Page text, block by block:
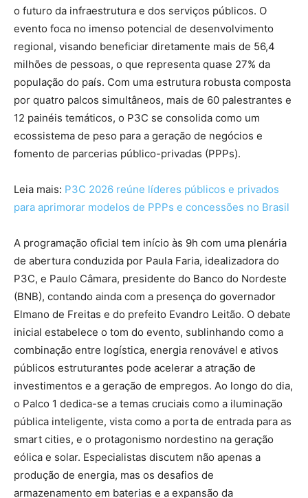
o futuro da infraestrutura e dos serviços públicos. O
evento foca no imenso potencial de desenvolvimento
regional, visando beneficiar diretamente mais de 56,4
milhões de pessoas, o que representa quase 27% da
população do país. Com uma estrutura robusta composta
por quatro palcos simultâneos, mais de 60 palestrantes e
12 painéis temáticos, o P3C se consolida como um
ecossistema de peso para a geração de negócios e
fomento de parcerias público-privadas (PPPs).
Leia mais: P3C 2026 reúne líderes públicos e privados
para aprimorar modelos de PPPs e concessões no Brasil
A programação oficial tem início às 9h com uma plenária
de abertura conduzida por Paula Faria, idealizadora do
P3C, e Paulo Câmara, presidente do Banco do Nordeste
(BNB), contando ainda com a presença do governador
Elmano de Freitas e do prefeito Evandro Leitão. O debate
inicial estabelece o tom do evento, sublinhando como a
combinação entre logística, energia renovável e ativos
públicos estruturantes pode acelerar a atração de
investimentos e a geração de empregos. Ao longo do dia,
o Palco 1 dedica-se a temas cruciais como a iluminação
pública inteligente, vista como a porta de entrada para as
smart cities, e o protagonismo nordestino na geração
eólica e solar. Especialistas discutem não apenas a
produção de energia, mas os desafios de
armazenamento em baterias e a expansão da